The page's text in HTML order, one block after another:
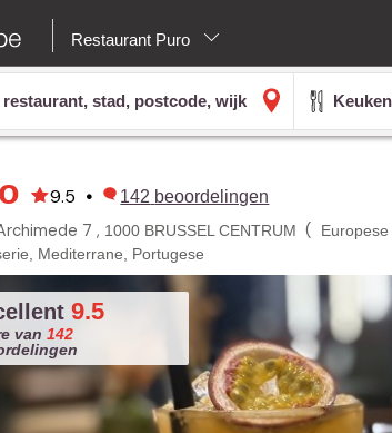
Restaurant Puro
9.5 • 142 beoordelingen
7 1000 BRUSSEL CENTRUM (
Mediterrane Portugese
9.5
van 142